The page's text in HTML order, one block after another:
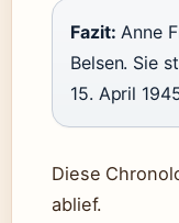
Fazit: Anne
Belsen. Sie
15. April
Diese
ablief.